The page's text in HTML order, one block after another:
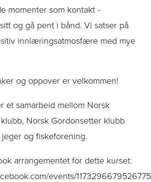
momenter som kontakt -
og gå pent i bånd. Vi satser på
innlæringsatmosfære med mye
og oppover er velkommen!
et samarbeid mellom Norsk
Norsk Gordonsetter klubb
og fiskeforening.
arrangementet for dette kurset:
events/